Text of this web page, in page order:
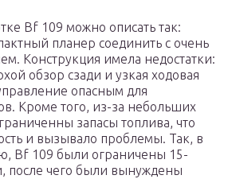
Bf 109 можно описать так:
планер соединить с очень
Конструкция имела недостатки:
обзор сзади и узкая ходовая
опасным для
Кроме того, из-за небольших
запасы топлива, что
и вызывало проблемы. Так, в
Bf 109 были ограничены 15-
после чего были вынуждены